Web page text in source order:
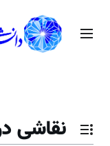
محتوامنوی اصلی
تغییر وضعیت فهرست
نقاشی